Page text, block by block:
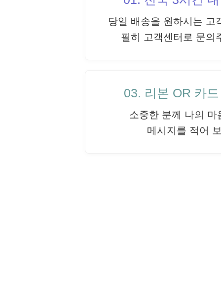
당일 배송을 원하시는 고
필히 고객센터로 문의
03. 리본 OR 카
소중한 분께 나의 마
메시지를 적어